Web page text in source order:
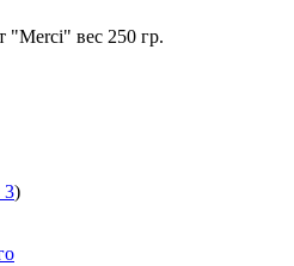
"Merci" вес 250 гр.
3)